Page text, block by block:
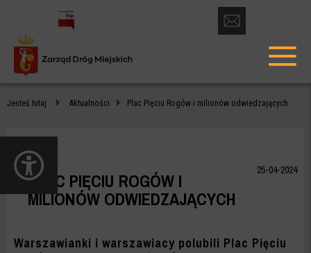
PLAC
ROGÓW
MILIONÓW
otwórz
formularz
kontaktowy
menu
Jesteś tutaj Aktualności Plac Pięciu Rogów i milionów odwiedzających
25-04-2024
PLAC PIĘCIU ROGÓW I
MILIONÓW ODWIEDZAJĄCYCH
Warszawianki i warszawiacy polubili Plac Pięciu
dostępności